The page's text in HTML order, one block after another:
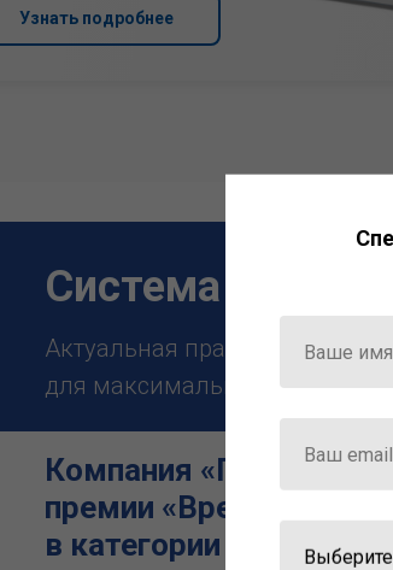
Узнать подробнее
Компания «Гарант»
премии «Время
в категории
Система ГАРАНТ
Актуальная правовая
для максимально